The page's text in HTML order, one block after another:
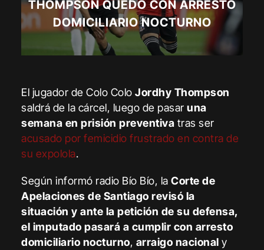
THOMPSON QUEDÓ CON ARRESTO
DOMICILIARIO NOCTURNO
El jugador de Colo ColoJordhy Thompson
saldrá de la cárcel, luego de pasaruna
semana en prisión preventiva tras ser
acusado por femicidio frustrado en contra de
su expolola.
Según informó radio Bío Bío, laCorte de
Apelaciones de Santiago revisó la
situación y ante la petición de su defensa,
el imputado pasará a cumplir con arresto
domiciliario nocturno, arraigo nacional y